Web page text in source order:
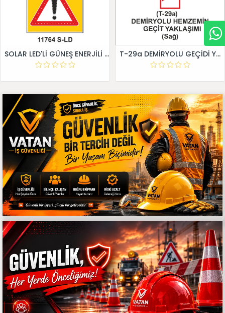
SOLAR LED'Lİ GÜNEŞ ENERJİLİ LEVHA T-29a DEMİRYOLU GEÇİDİ YAKLAŞIM LEVHALARI (Sağ)